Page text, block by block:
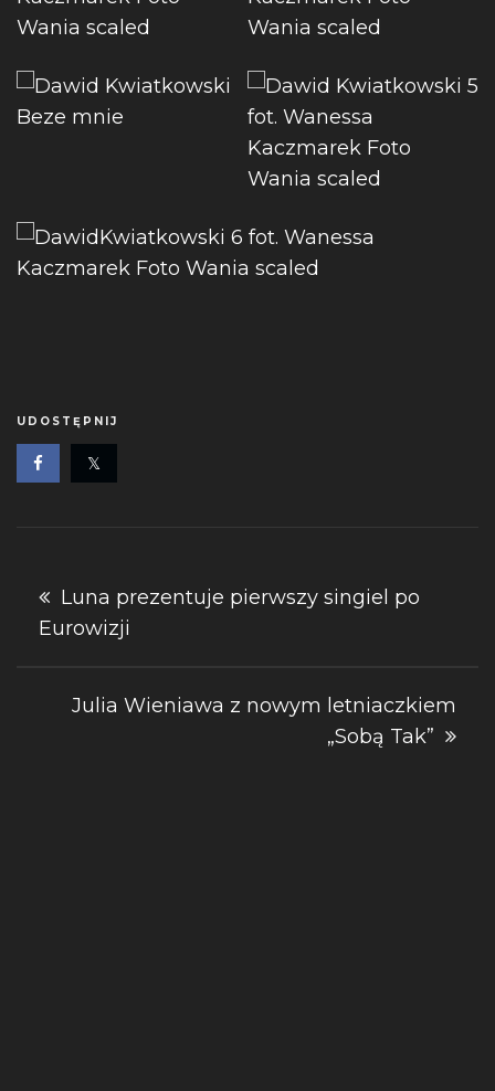
UDOSTĘPNIJ
Nawigacja
wpisu
Luna prezentuje pierwszy singiel po
Eurowizji
Julia Wieniawa z nowym letniaczkiem
„Sobą Tak”